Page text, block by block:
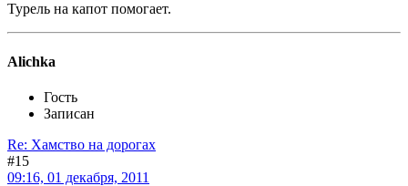
Турель на капот помогает.
Alichka
Гость
Записан
Re: Хамство на дорогах
#15
09:16, 01 декабря, 2011